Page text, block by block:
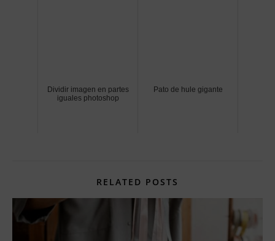
Dividir imagen en partes
iguales photoshop
Pato de hule gigante
RELATED POSTS